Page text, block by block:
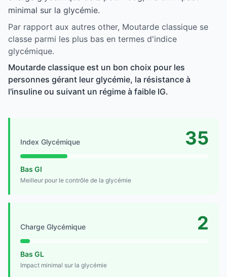
minimal sur la glycémie.
Par rapport aux autres other, Moutarde classique se
classe parmi les plus bas en termes d'indice
glycémique.
Moutarde classique est un bon choix pour les
personnes gérant leur glycémie, la résistance à
l'insuline ou suivant un régime à faible IG.
Index Glycémique 35
Bas GI
Meilleur pour le contrôle de la glycémie
Charge Glycémique 2
Bas GL
Impact minimal sur la glycémie